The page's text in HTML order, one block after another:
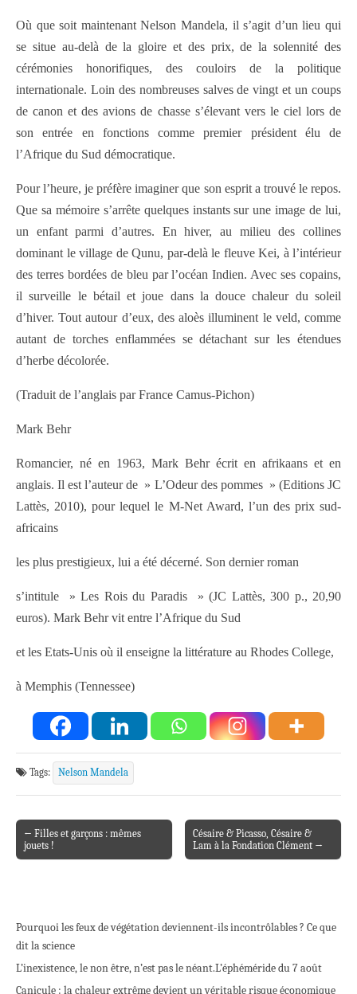
Où que soit maintenant Nelson Mandela, il s’agit d’un lieu qui
se situe au-delà de la gloire et des prix, de la solennité des
cérémonies honorifiques, des couloirs de la politique
internationale. Loin des nombreuses salves de vingt et un coups
de canon et des avions de chasse s’élevant vers le ciel lors de
son entrée en fonctions comme premier président élu de
l’Afrique du Sud démocratique.
Pour l’heure, je préfère imaginer que son esprit a trouvé le repos.
Que sa mémoire s’arrête quelques instants sur une image de lui,
un enfant parmi d’autres. En hiver, au milieu des collines
dominant le village de Qunu, par-delà le fleuve Kei, à l’intérieur
des terres bordées de bleu par l’océan Indien. Avec ses copains,
il surveille le bétail et joue dans la douce chaleur du soleil
d’hiver. Tout autour d’eux, des aloès illuminent le veld, comme
autant de torches enflammées se détachant sur les étendues
d’herbe décolorée.
(Traduit de l’anglais par France Camus-Pichon)
Mark Behr
Romancier, né en 1963, Mark Behr écrit en afrikaans et en
anglais. Il est l’auteur de » L’Odeur des pommes » (Editions JC
Lattès, 2010), pour lequel le M-Net Award, l’un des prix sud-
africains
les plus prestigieux, lui a été décerné. Son dernier roman
s’intitule » Les Rois du Paradis » (JC Lattès, 300 p., 20,90
euros). Mark Behr vit entre l’Afrique du Sud
et les Etats-Unis où il enseigne la littérature au Rhodes College,
à Memphis (Tennessee)
Tags: Nelson Mandela
Post navigation
← Filles et garçons : mêmes
jouets !
Césaire & Picasso, Césaire &
Lam à la Fondation Clément →
Pourquoi les feux de végétation deviennent-ils incontrôlables ? Ce que
dit la science
L’inexistence, le non être, n’est pas le néant.L’éphéméride du 7 août
Canicule : la chaleur extrême devient un véritable risque économique